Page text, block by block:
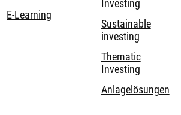
E-Learning
Investing
Sustainable
investing
Thematic
Investing
Anlagelösungen